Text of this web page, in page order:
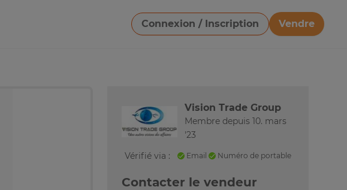
Connexion / Inscription
Vendre
Télécharger une image
Vision Trade Group
Membre depuis 10. mars
'23
Vérifié via :
Email Numéro de portable
Contacter le vendeur